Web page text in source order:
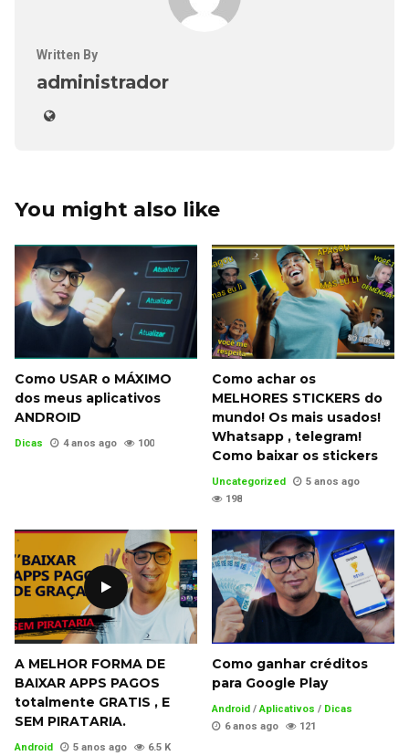
Written By
administrador
You might also like
Como USAR o MÁXIMO
dos meus aplicativos
ANDROID
Dicas 4 anos ago 100
Como achar os
MELHORES STICKERS do
mundo! Os mais usados!
Whatsapp , telegram!
Como baixar os stickers
Uncategorized
5 anos ago
198
A MELHOR FORMA DE
BAIXAR APPS PAGOS
totalmente GRATIS , E
SEM PIRATARIA.
Android 5 anos ago 6.5 K
Como ganhar créditos
para Google Play
Android /Aplicativos / Dicas
6 anos ago
121